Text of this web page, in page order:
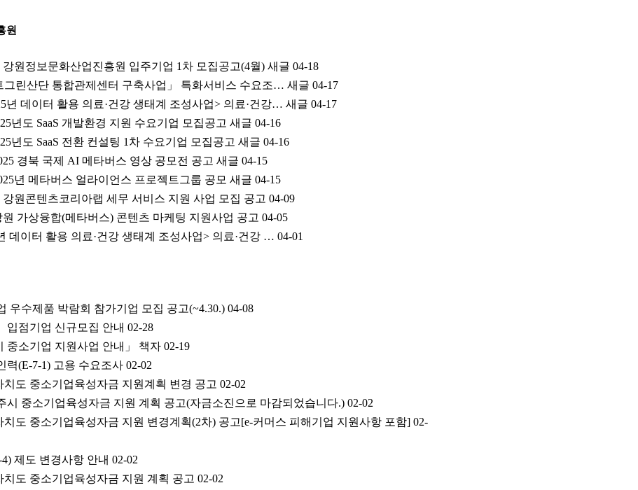
원
강원정보문화산업진흥원 입주기업 1차 모집공고(4월) 새글 04-18
그린산단 통합관제센터 구축사업」 특화서비스 수요조… 새글 04-17
년 데이터 활용 의료·건강 생태계 조성사업> 의료·건강… 새글 04-17
년도 SaaS 개발환경 지원 수요기업 모집공고 새글 04-16
년도 SaaS 전환 컨설팅 1차 수요기업 모집공고 새글 04-16
경북 국제 AI 메타버스 영상 공모전 공고 새글 04-15
년 메타버스 얼라이언스 프로젝트그룹 공모 새글 04-15
강원콘텐츠코리아랩 세무 서비스 지원 사업 모집 공고 04-09
원 가상융합(메타버스) 콘텐츠 마케팅 지원사업 공고 04-05
데이터 활용 의료·건강 생태계 조성사업> 의료·건강 … 04-01
우수제품 박람회 참가기업 모집 공고(~4.30.) 04-08
입점기업 신규모집 안내 02-28
중소기업 지원사업 안내」 책자 02-19
력(E-7-1) 고용 수요조사 02-02
치도 중소기업육성자금 지원계획 변경 공고 02-02
시 중소기업육성자금 지원 계획 공고(자금소진으로 마감되었습니다.) 02-02
치도 중소기업육성자금 지원 변경계획(2차) 공고[e-커머스 피해기업 지원사항 포함] 02-
제도 변경사항 안내 02-02
치도 중소기업육성자금 지원 계획 공고 02-02